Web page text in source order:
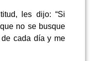
les dijo: “Si
no se busque
cada día y me